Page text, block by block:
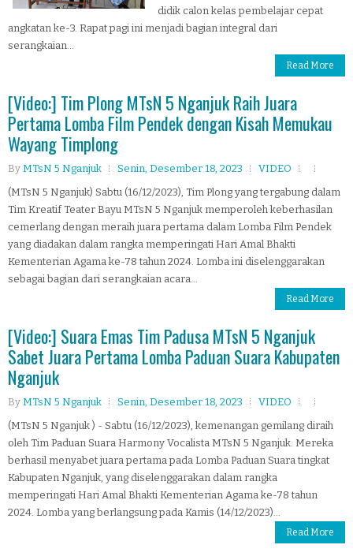
didik calon kelas pembelajar cepat
angkatan ke-3. Rapat pagi ini menjadi bagian integral dari
serangkaian...
Read More
[Video:] Tim Plong MTsN 5 Nganjuk Raih Juara
Pertama Lomba Film Pendek dengan Kisah Memukau
Wayang Timplong
By MTsN 5 Nganjuk Senin, Desember 18, 2023
VIDEO
(MTsN 5 Nganjuk) Sabtu (16/12/2023), Tim Plong yang tergabung dalam
Tim Kreatif Teater Bayu MTsN 5 Nganjuk memperoleh keberhasilan
cemerlang dengan meraih juara pertama dalam Lomba Film Pendek
yang diadakan dalam rangka memperingati Hari Amal Bhakti
Kementerian Agama ke-78 tahun 2024. Lomba ini diselenggarakan
sebagai bagian dari serangkaian acara...
Read More
[Video:] Suara Emas Tim Padusa MTsN 5 Nganjuk
Sabet Juara Pertama Lomba Paduan Suara Kabupaten
Nganjuk
By MTsN 5 Nganjuk Senin, Desember 18, 2023
VIDEO
(MTsN 5 Nganjuk ) - Sabtu (16/12/2023), kemenangan gemilang diraih
oleh Tim Paduan Suara Harmony Vocalista MTsN 5 Nganjuk. Mereka
berhasil menyabet juara pertama pada Lomba Paduan Suara tingkat
Kabupaten Nganjuk, yang diselenggarakan dalam rangka
memperingati Hari Amal Bhakti Kementerian Agama ke-78 tahun
2024. Lomba yang berlangsung pada Kamis (14/12/2023)...
Read More